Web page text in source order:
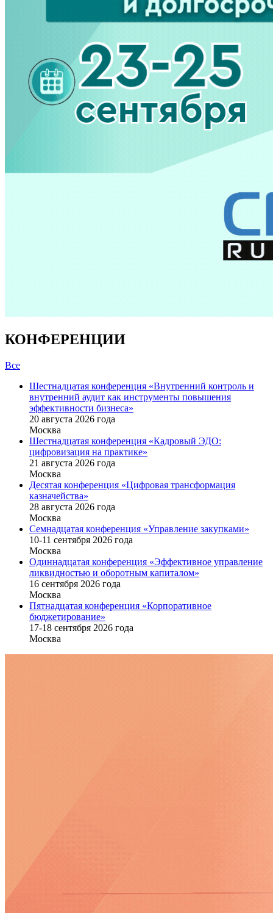
КОНФЕРЕНЦИИ
Все
Шестнадцатая конференция «Внутренний контроль и
внутренний аудит как инструменты повышения
эффективности бизнеса»
20 августа 2026 года
Москва
Шестнадцатая конференция «Кадровый ЭДО:
цифровизация на практике»
21 августа 2026 года
Москва
Десятая конференция «Цифровая трансформация
казначейства»
28 августа 2026 года
Москва
Семнадцатая конференция «Управление закупками»
10-11 сентября 2026 года
Москва
Одиннадцатая конференция «Эффективное управление
ликвидностью и оборотным капиталом»
16 cентября 2026 года
Москва
Пятнадцатая конференция «Корпоративное
бюджетирование»
17-18 сентября 2026 года
Москва